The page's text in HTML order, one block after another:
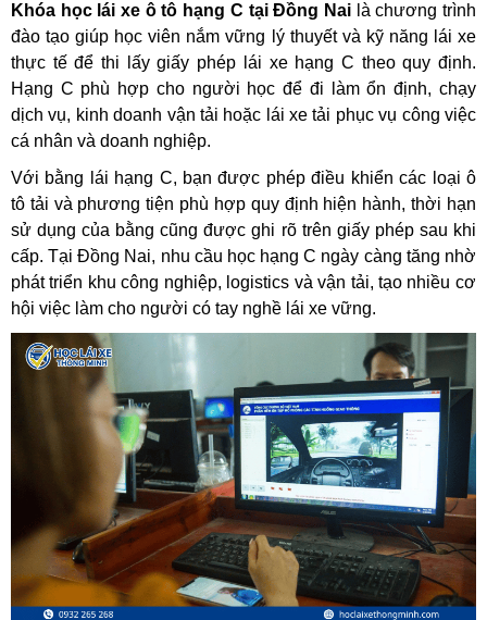
Khóa học lái xe ô tô hạng C tại Đồng Nailà chương trình
đào tạo giúp học viên nắm vững lý thuyết và kỹ năng lái xe
thực tế để thi lấy giấy phép lái xe hạng C theo quy định.
Hạng C phù hợp cho người học để đi làm ổn định, chạy
dịch vụ, kinh doanh vận tải hoặc lái xe tải phục vụ công việc
cá nhân và doanh nghiệp.
Với bằng lái hạng C, bạn được phép điều khiển các loại ô
tô tải và phương tiện phù hợp quy định hiện hành, thời hạn
sử dụng của bằng cũng được ghi rõ trên giấy phép sau khi
cấp. Tại Đồng Nai, nhu cầu học hạng C ngày càng tăng nhờ
phát triển khu công nghiệp, logistics và vận tải, tạo nhiều cơ
hội việc làm cho người có tay nghề lái xe vững.